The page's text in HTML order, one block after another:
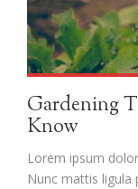
Gardening
Know
Lorem ipsum
Nunc mattis ligula